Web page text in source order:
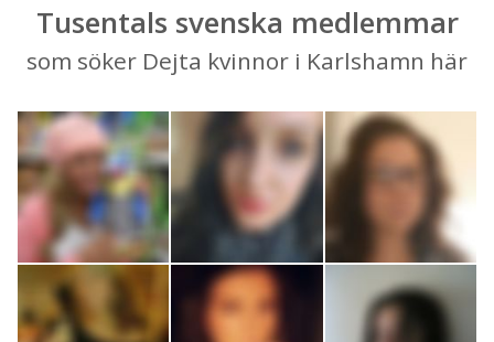
Tusentals svenska medlemmar
som söker Dejta kvinnor i Karlshamn här